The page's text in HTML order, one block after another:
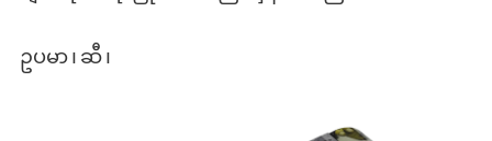
ဥပမာ ၊ ဆီ ၊